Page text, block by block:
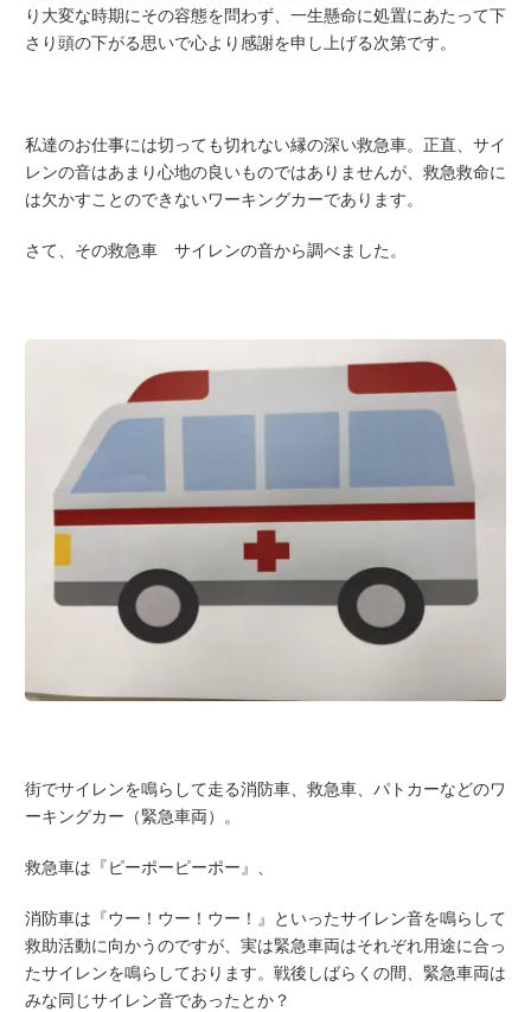
り大変な時期にその容態を問わず、一生懸命に処置にあたって下
さり頭の下がる思いで心より感謝を申し上げる次第です。
私達のお仕事には切っても切れない縁の深い救急車。正直、サイ
レンの音はあまり心地の良いものではありませんが、救急救命に
は欠かすことのできないワーキングカーであります。
さて、その救急車 サイレンの音から調べました。
街でサイレンを鳴らして走る消防車、救急車、パトカーなどのワ
ーキングカー（緊急車両）。
救急車は『ピーポーピーポー』、
消防車は『ウー！ウー！ウー！』といったサイレン音を鳴らして
救助活動に向かうのですが、実は緊急車両はそれぞれ用途に合っ
たサイレンを鳴らしております。戦後しばらくの間、緊急車両は
みな同じサイレン音であったとか？